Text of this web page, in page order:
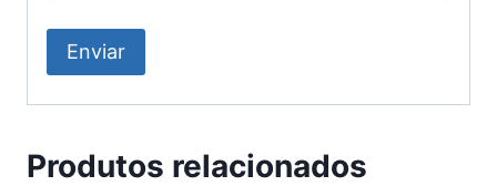
Produtos relacionados